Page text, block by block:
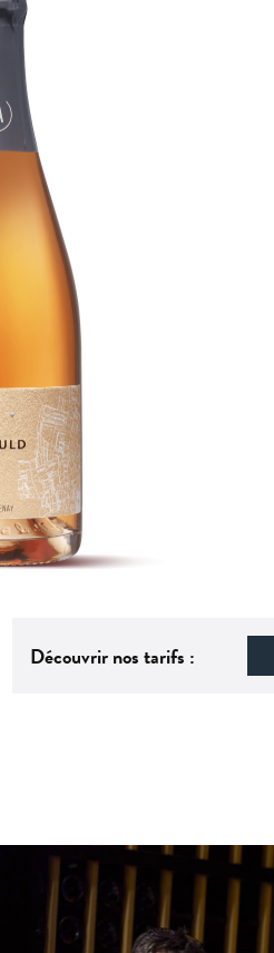
Découvrir nos tarifs :